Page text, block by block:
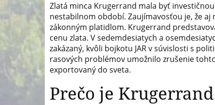
Zlatá minca Krugerrand mala byť
nestabilnom období. Zaujímavosťou je, že
zákonným platidlom. Krugerrand
cenu zlata. V sedemdesiatych a
zakázaný, kvôli bojkotu JAR v súvislosti s
rasových problémov umožnilo zrušenie
exportovaný do sveta.
Prečo je